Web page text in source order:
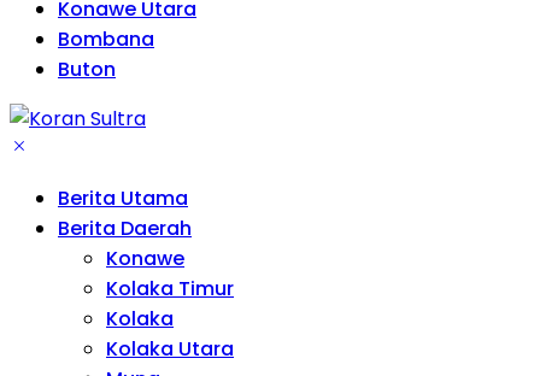
Konawe Utara
Bombana
Buton
Berita Utama
Berita Daerah
Konawe
Kolaka Timur
Kolaka
Kolaka Utara